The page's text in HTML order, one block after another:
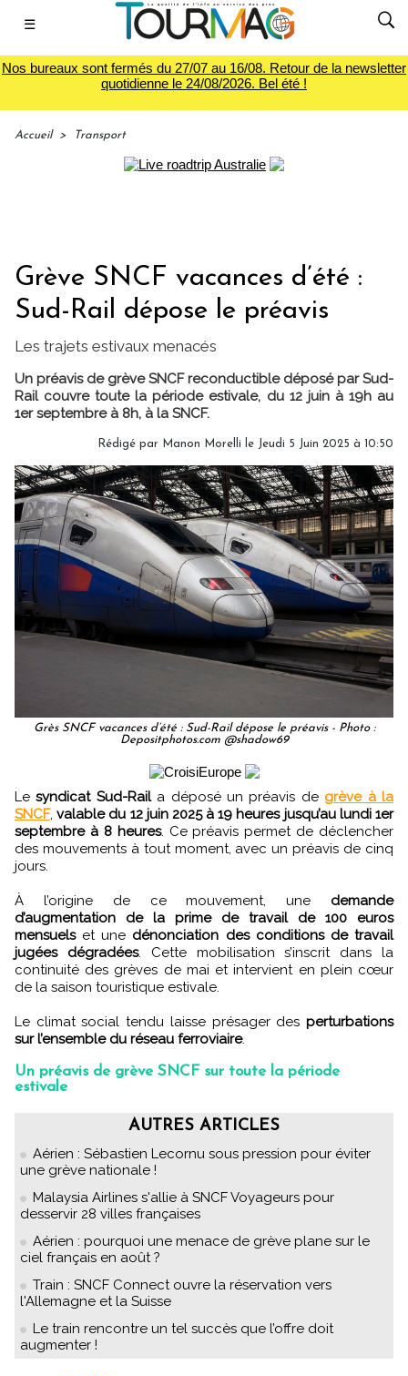
☰
Nos bureaux sont fermés du 27/07 au 16/08. Retour de la newsletter
quotidienne le 24/08/2026. Bel été !
Accueil > Transport
Grève SNCF vacances d’été :
Sud-Rail dépose le préavis
Les trajets estivaux menacés
Un préavis de grève SNCF reconductible déposé par Sud-
Rail couvre toute la période estivale, du 12 juin à 19h au
1er septembre à 8h, à la SNCF.
Rédigé par Manon Morelli le Jeudi 5 Juin 2025 à 10:50
Grès SNCF vacances d’été : Sud-Rail dépose le préavis - Photo :
Depositphotos.com @shadow69
Lesyndicat Sud-Raila déposé un préavis de grève à la
SNCF,valable du 12 juin 2025 à 19 heures jusqu’au lundi 1er
septembre à 8 heures. Ce préavis permet de déclencher
des mouvements à tout moment, avec un préavis de cinq
jours.
À l’origine de ce mouvement, une demande
d’augmentation de la prime de travail de 100 euros
mensuelset une dénonciation des conditions de travail
jugées dégradées. Cette mobilisation s’inscrit dans la
continuité des grèves de mai et intervient en plein cœur
de la saison touristique estivale.
Le climat social tendu laisse présager des perturbations
sur l’ensemble du réseau ferroviaire.
Un préavis de grève SNCF sur toute la période
estivale
AUTRES ARTICLES
Aérien : Sébastien Lecornu sous pression pour éviter
une grève nationale !
Malaysia Airlines s'allie à SNCF Voyageurs pour
desservir 28 villes françaises
Aérien : pourquoi une menace de grève plane sur le
ciel français en août ?
Train : SNCF Connect ouvre la réservation vers
l'Allemagne et la Suisse
Le train rencontre un tel succès que l’offre doit
augmenter !